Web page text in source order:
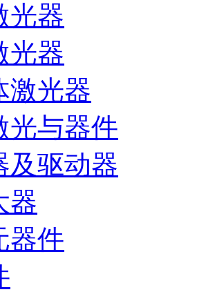
光器
光器
激光器
光与器件
及驱动器
器
器件